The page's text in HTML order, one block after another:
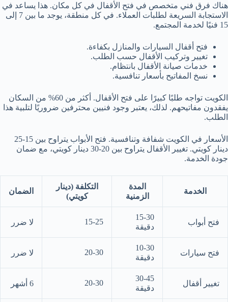
هناك فرق فني متخصص في فتح الأقفال في كل مكان. هذا يساعد في
الاستجابة السريعة لطلبات العملاء. في كل منطقة، يوجد ما بين 7 إلى
15 فنيًا لخدمة المجتمع.
فتح أقفال السيارات والمنازل بكفاءة.
تغيير وتركيب الأقفال حسب الطلب.
خدمات صيانة الأقفال بانتظام.
نسخ المفاتيح بأسعار تنافسية.
الكويت تواجه طلبًا كبيرًا على فتح الأقفال. أكثر من 60% من السكان
يفقدون مفاتيحهم. لذلك، يعتبر وجود فنيين محترفين ضروريًا لتلبية هذا
الطلب.
الأسعار في الكويت شفافة وتنافسية. فتح الأبواب يتراوح بين 15-25
دينار كويتي. تغيير الأقفال يتراوح بين 20-30 دينار كويتي، مع ضمان
جودة الخدمة.
الخدمة
المدة
الزمنية
التكلفة (دينار
كويتي)
الضمان
فتح أبواب
15-30
دقيقة
15-25 لا ضرر
فتح سيارات
10-30
دقيقة
20-30 لا ضرر
تغيير أقفال
30-45
دقيقة
20-30 6 أشهر